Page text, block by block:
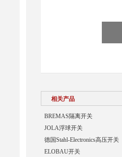
相关产品
BREMAS隔离开关
JOLA浮球开关
德国Stahl-Electronics高压开关
ELOBAU开关